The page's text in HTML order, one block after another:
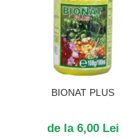
BIONAT PLUS
de la 6,00 Lei